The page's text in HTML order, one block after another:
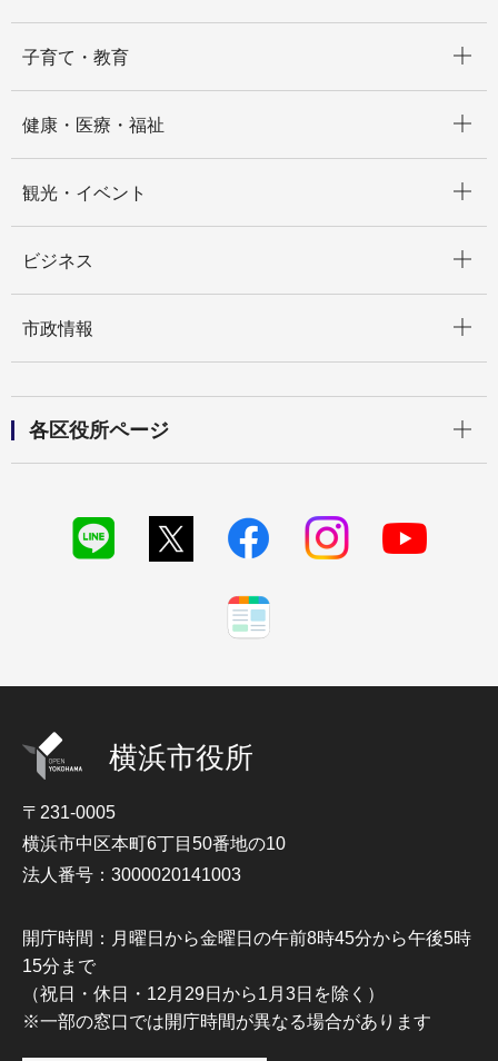
子育て・教育
健康・医療・福祉
観光・イベント
ビジネス
市政情報
各区役所ページ
横浜市役所
〒231-0005
横浜市中区本町6丁目50番地の10
法人番号：3000020141003
開庁時間：月曜日から金曜日の午前8時45分から午後5時
15分まで
（祝日・休日・12月29日から1月3日を除く）
※一部の窓口では開庁時間が異なる場合があります